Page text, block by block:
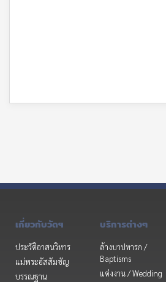
เกี่ยวกับวัดฯ
ประวัติอาสนวิหาร
แม่พระอัสสัมชัญ
บรรณฐาน
บริการต่างๆ
ล้างบาปทารก /
Baptisms
แต่งงาน / Wedding